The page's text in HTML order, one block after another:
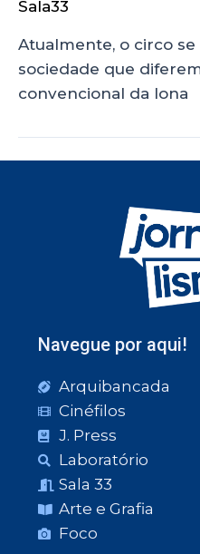
Sala33
Atualmente, o circo
sociedade que
convencional da lona
Navegue por aqui!
Arquibancada
Cinéfilos
J. Press
Laboratório
Sala 33
Arte e Grafia
Foco